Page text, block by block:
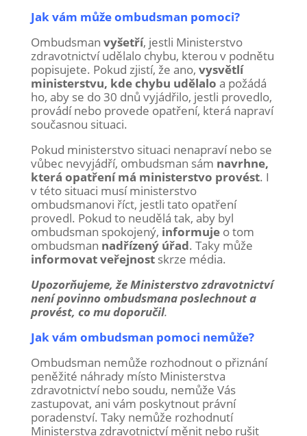
Jak vám může ombudsman pomoci?
Ombudsman vyšetří, jestli Ministerstvo
zdravotnictví udělalo chybu, kterou v podnětu
popisujete. Pokud zjistí, že ano, vysvětlí
ministerstvu, kde chybu udělalo a požádá
ho, aby se do 30 dnů vyjádřilo, jestli provedlo,
provádí nebo provede opatření, která napraví
současnou situaci.
Pokud ministerstvo situaci nenapraví nebo se
vůbec nevyjádří, ombudsman sám navrhne,
která opatření má ministerstvo provést. I
v této situaci musí ministerstvo
ombudsmanovi říct, jestli tato opatření
provedl. Pokud to neudělá tak, aby byl
ombudsman spokojený, informujeo tom
ombudsman nadřízený úřad. Taky může
informovat veřejnostskrze média.
Upozorňujeme, že Ministerstvo zdravotnictví
není povinno ombudsmana poslechnout a
provést, co mu doporučil.
Jak vám ombudsman pomoci nemůže?
Ombudsman nemůže rozhodnout o přiznání
peněžité náhrady místo Ministerstva
zdravotnictví nebo soudu, nemůže Vás
zastupovat, ani vám poskytnout právní
poradenství. Taky nemůže rozhodnutí
Ministerstva zdravotnictví měnit nebo rušit